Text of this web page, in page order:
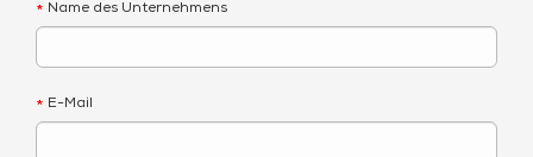
* Name des Unternehmens
* E-Mail